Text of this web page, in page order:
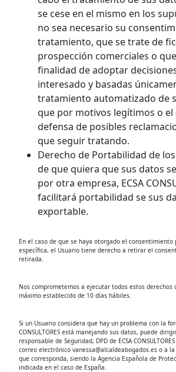
se cese en el mismo en los
no sea necesario su
tratamiento, que se trate de
prospección comerciales o
finalidad de adoptar
interesado y basadas
tratamiento automatizado de
que por motivos legítimos o el
defensa de posibles
que seguir tratando.
Derecho de Portabilidad de
de que quiera que sus datos
por otra empresa, ECSA
facilitará portabilidad se sus
exportable.
En el caso de que se haya otorgado el
específica, el Usuario tiene derecho a retirar el
retirada.
Nos comprometemos a ejecutar todos estos derechos
máximo establecido de 10 días hábiles.
Si un Usuario considera que hay un problema con la
CONSULTORES está manejando sus datos, puede
responsable de Seguridad, DPD de ECSA
correo electrónico vanessa@alcaldeabogados.es o a
que corresponda, siendo la Agencia Española de
indicada en el caso de España.